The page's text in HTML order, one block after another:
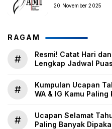
20 November 2025
RAGAM
#
Resmi! Catat Hari
Lengkap Jadwal
#
Kumpulan Ucapan
WA & IG Kamu Paling
#
Ucapan Selamat
Paling Banyak